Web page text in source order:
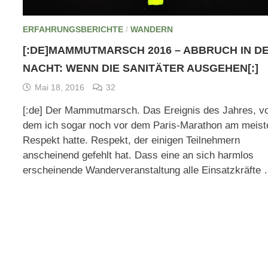
ERFAHRUNGSBERICHTE /WANDERN
[:DE]MAMMUTMARSCH 2016 – ABBRUCH IN
NACHT: WENN DIE SANITÄTER AUSGEHEN[:]
Mai 18, 2016 32
[:de] Der Mammutmarsch. Das Ereignis des Jahres,
dem ich sogar noch vor dem Paris-Marathon am
Respekt hatte. Respekt, der einigen Teilnehmern
anscheinend gefehlt hat. Dass eine an sich harmlos
erscheinende Wanderveranstaltung alle Einsatzkräfte